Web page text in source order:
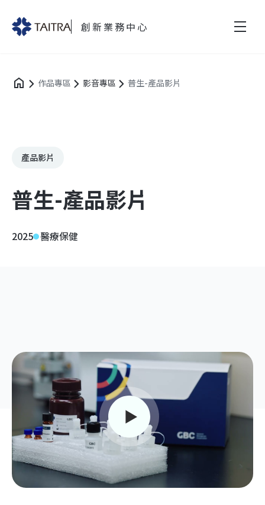
創新業務中心
作品專區 影音專區 普生-產品影片
產品影片
普生-產品影片
2025 醫療保健